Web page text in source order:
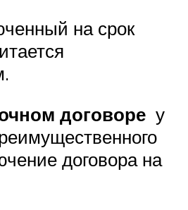
на срок
договоре у
договора на